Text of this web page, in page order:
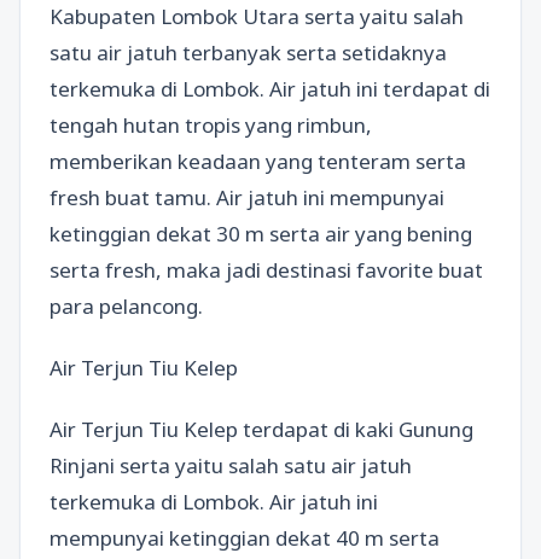
Kabupaten Lombok Utara serta yaitu salah
satu air jatuh terbanyak serta setidaknya
terkemuka di Lombok. Air jatuh ini terdapat di
tengah hutan tropis yang rimbun,
memberikan keadaan yang tenteram serta
fresh buat tamu. Air jatuh ini mempunyai
ketinggian dekat 30 m serta air yang bening
serta fresh, maka jadi destinasi favorite buat
para pelancong.
Air Terjun Tiu Kelep
Air Terjun Tiu Kelep terdapat di kaki Gunung
Rinjani serta yaitu salah satu air jatuh
terkemuka di Lombok. Air jatuh ini
mempunyai ketinggian dekat 40 m serta